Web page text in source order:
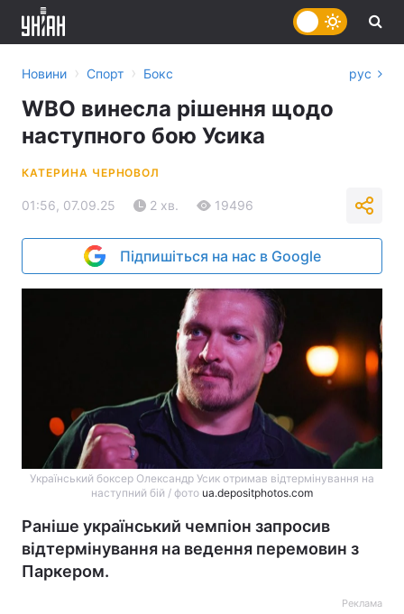
Новини › Спорт › Бокс рус
WBO винесла рішення щодо
наступного бою Усика
КАТЕРИНА ЧЕРНОВОЛ
01:56, 07.09.25 2 хв. 19496
Підпишіться на нас в Google
Український боксер Олександр Усик отримав відтермінування на
наступний бій / фото ua.depositphotos.com
Раніше український чемпіон запросив
відтермінування на ведення перемовин з
Паркером.
Реклама